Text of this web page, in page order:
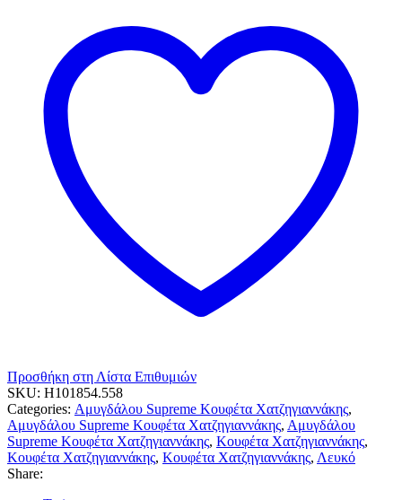
Πιτσιλωτό,
ποσότητα
Προσθήκη στη Λίστα Επιθυμιών
SKU: H101854.558
Categories: Αμυγδάλου Supreme Κουφέτα Χατζηγιαννάκης,
Αμυγδάλου Supreme Κουφέτα Χατζηγιαννάκης, Αμυγδάλου
Supreme Κουφέτα Χατζηγιαννάκης, Κουφέτα Χατζηγιαννάκης,
Κουφέτα Χατζηγιαννάκης, Κουφέτα Χατζηγιαννάκης, Λευκό
Share: